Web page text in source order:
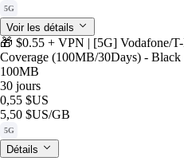
5G
Voir les détails
🎁 $0.55 + VPN | [5G] Vodafone/
Coverage (100MB/30Days) - Black
100MB
30 jours
0,55 $US
5,50 $US/GB
5G
Détails